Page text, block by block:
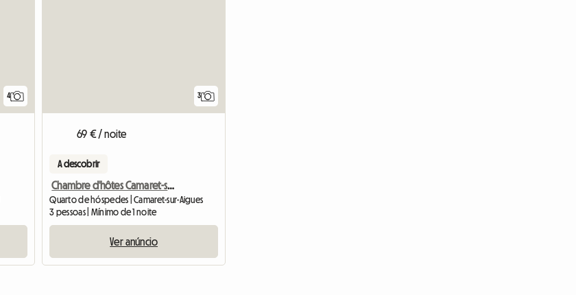
4 3
69 € / noite
A descobrir
Chambre d'hôtes Camaret-sur-Aigues
Quarto de hóspedes | Camaret-sur-Aigues
3 pessoas | Mínimo de 1 noite
Ver anúncio